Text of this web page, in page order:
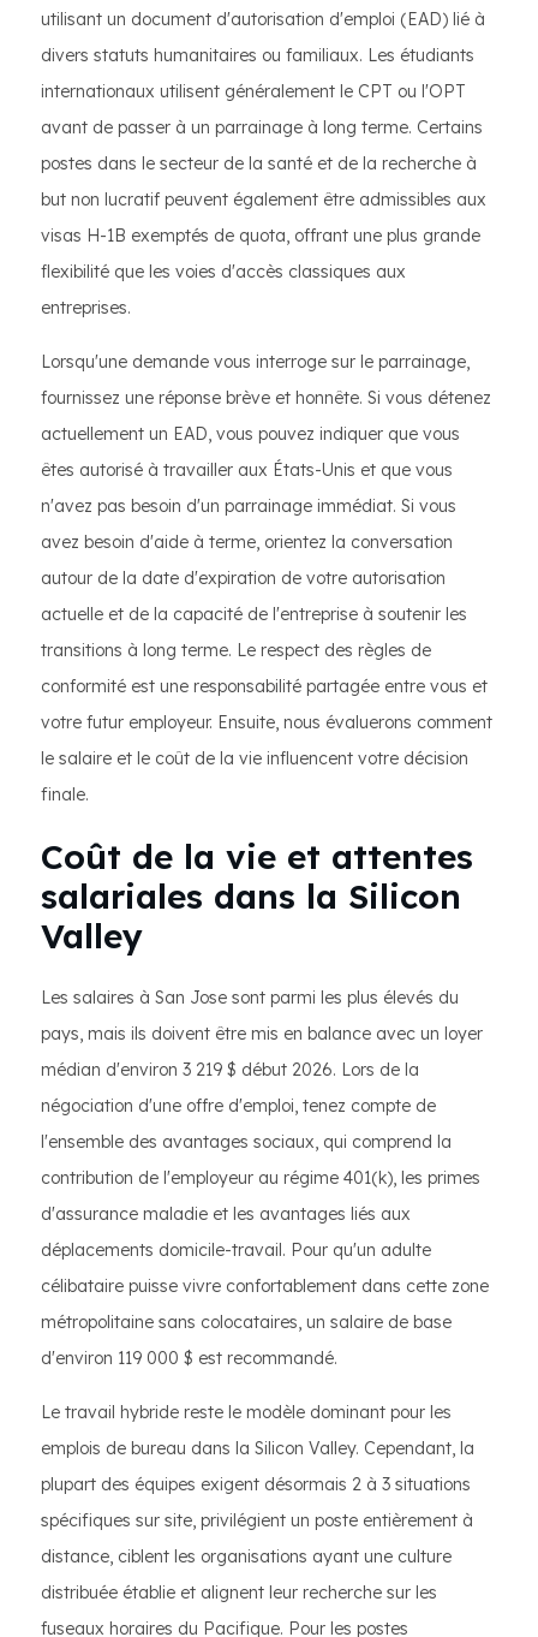
utilisant un document d'autorisation d'emploi (EAD) lié à
divers statuts humanitaires ou familiaux. Les étudiants
internationaux utilisent généralement le CPT ou l'OPT
avant de passer à un parrainage à long terme. Certains
postes dans le secteur de la santé et de la recherche à
but non lucratif peuvent également être admissibles aux
visas H-1B exemptés de quota, offrant une plus grande
flexibilité que les voies d'accès classiques aux
entreprises.
Lorsqu'une demande vous interroge sur le parrainage,
fournissez une réponse brève et honnête. Si vous détenez
actuellement un EAD, vous pouvez indiquer que vous
êtes autorisé à travailler aux États-Unis et que vous
n'avez pas besoin d'un parrainage immédiat. Si vous
avez besoin d'aide à terme, orientez la conversation
autour de la date d'expiration de votre autorisation
actuelle et de la capacité de l'entreprise à soutenir les
transitions à long terme. Le respect des règles de
conformité est une responsabilité partagée entre vous et
votre futur employeur. Ensuite, nous évaluerons comment
le salaire et le coût de la vie influencent votre décision
finale.
Coût de la vie et attentes
salariales dans la Silicon
Valley
Les salaires à San Jose sont parmi les plus élevés du
pays, mais ils doivent être mis en balance avec un loyer
médian d'environ 3 219 $ début 2026. Lors de la
négociation d'une offre d'emploi, tenez compte de
l'ensemble des avantages sociaux, qui comprend la
contribution de l'employeur au régime 401(k), les primes
d'assurance maladie et les avantages liés aux
déplacements domicile-travail. Pour qu'un adulte
célibataire puisse vivre confortablement dans cette zone
métropolitaine sans colocataires, un salaire de base
d'environ 119 000 $ est recommandé.
Le travail hybride reste le modèle dominant pour les
emplois de bureau dans la Silicon Valley. Cependant, la
plupart des équipes exigent désormais 2 à 3 situations
spécifiques sur site, privilégient un poste entièrement à
distance, ciblent les organisations ayant une culture
distribuée établie et alignent leur recherche sur les
fuseaux horaires du Pacifique. Pour les postes